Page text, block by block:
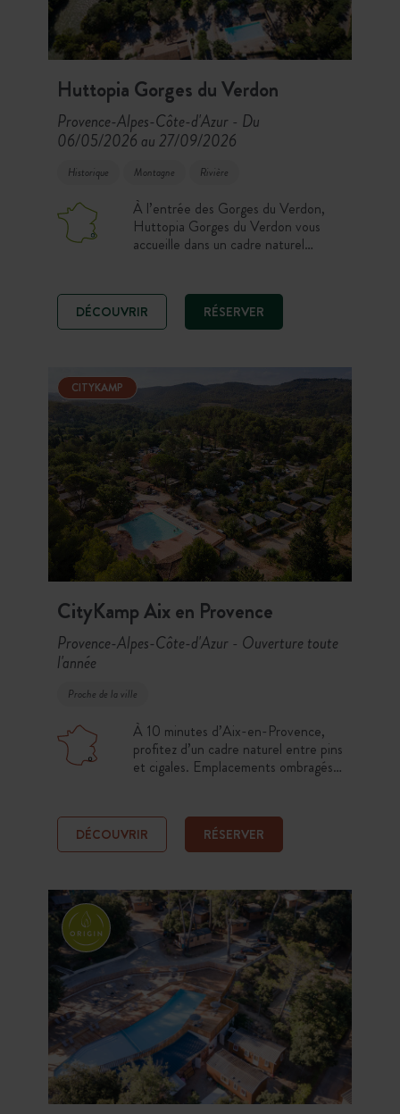
Huttopia Gorges du Verdon
Provence-Alpes-Côte-d'Azur - Du
06/05/2026 au 27/09/2026
Historique Montagne Rivière
À l’entrée des Gorges du Verdon,
Huttopia Gorges du Verdon vous
accueille dans un cadre naturel
privé au Verdon, le camping est le
point de départ idéal pour découvrir
les paysages spectaculaires.
DÉCOUVRIR RÉSERVER
CITYKAMP
CityKamp Aix en Provence
Provence-Alpes-Côte-d'Azur - Ouverture toute
l'année
Proche de la ville
À 10 minutes d’Aix-en-Provence,
profitez d’un cadre naturel entre pins
et cigales. Emplacements ombragés
provençale, avec la Montagne
Sainte-Victoire à explorer à
proximité.
DÉCOUVRIR RÉSERVER